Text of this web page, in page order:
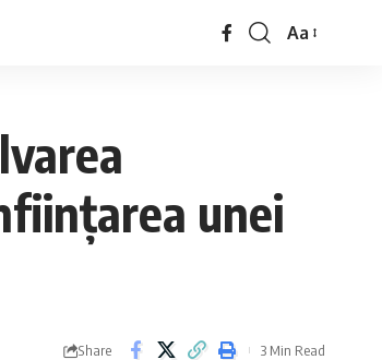
Aa
unei
Share 3 Min Read